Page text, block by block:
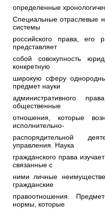
определенные
Специальные отраслевые
системы
российского права, его
представляет
собой совокупность
конкретную
широкую сферу
предмет науки
административного
общественные
отношения, которые
исполнительно-
распорядительной
управления. Наука
гражданского права
связанные с
ними личные
гражданские
правоотношения.
нормы, которые